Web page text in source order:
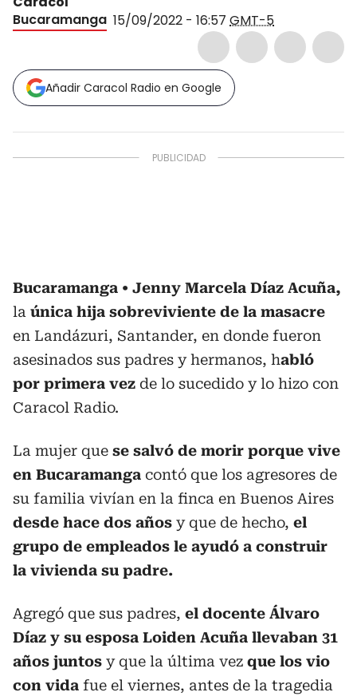
Bucaramanga 15/09/2022 - 16:57 GMT-5
Añadir Caracol Radio en Google
Bucaramanga
Jenny Marcela Díaz Acuña,
la única hija sobreviviente de la masacre
en Landázuri, Santander, en donde fueron
asesinados sus padres y hermanos, habló
por primera vez de lo sucedido y lo hizo con
Caracol Radio.
La mujer que se salvó de morir porque vive
en Bucaramanga contó que los agresores de
su familia vivían en la finca en Buenos Aires
desde hace dos años y que de hecho, el
grupo de empleados le ayudó a construir
la vivienda su padre.
Agregó que sus padres, el docente Álvaro
Díaz y su esposa Loiden Acuña llevaban 31
años juntos y que la última vez que los vio
con vida fue el viernes, antes de la tragedia